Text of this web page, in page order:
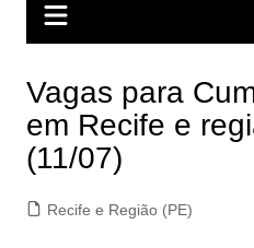
Vagas para
em Recife e
(11/07)
Recife e Região (PE)